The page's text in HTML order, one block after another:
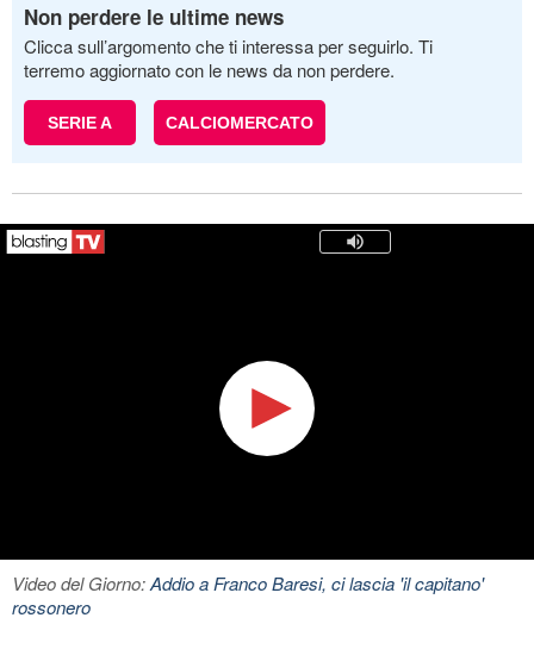
Non perdere le ultime news
Clicca sull’argomento che ti interessa per seguirlo. Ti
terremo aggiornato con le news da non perdere.
SERIE A CALCIOMERCATO
Video del Giorno:Addio a Franco Baresi, ci lascia 'il capitano'
rossonero